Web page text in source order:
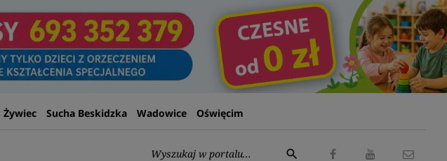
Żywiec Sucha Beskidzka Wadowice Oświęcim
Wyszukaj:
search